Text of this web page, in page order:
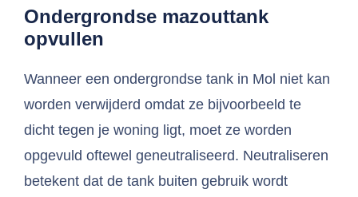
Ondergrondse mazouttank
opvullen
Wanneer een ondergrondse tank in Mol niet kan
worden verwijderd omdat ze bijvoorbeeld te
dicht tegen je woning ligt, moet ze worden
opgevuld oftewel geneutraliseerd. Neutraliseren
betekent dat de tank buiten gebruik wordt